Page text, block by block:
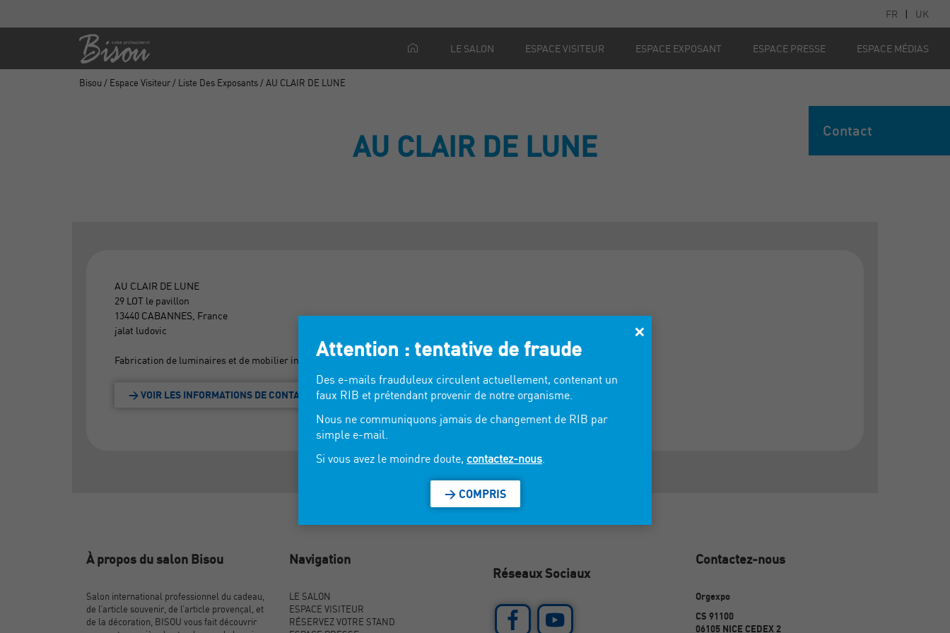
FR | UK
LE SALON ESPACE VISITEUR ESPACE EXPOSANT ESPACE PRESSE ESPACE MÉDIAS
Contact
Bisou / Espace Visiteur / Liste Des Exposants / AU CLAIR DE LUNE
AU CLAIR DE LUNE
AU CLAIR DE LUNE
29 LOT le pavillon
13440 CABANNES, France
jalat ludovic
Fabrication de luminaires et de mobilier intérieur/extérieur en combinant le bois, le verre et la pierre.
> VOIR LES INFORMATIONS DE CONTACT
À propos du salon Bisou
Salon international professionnel du cadeau,
de l’article souvenir, de l’article provençal, et
de la décoration, BISOU vous fait découvrir
Navigation
LE SALON
ESPACE VISITEUR
RÉSERVEZ VOTRE STAND
Réseaux Sociaux
Contactez-nous
Orgexpo
CS 91100
06105 NICE CEDEX 2
×
Attention : tentative de fraude
Des e-mails frauduleux circulent actuellement, contenant un
faux RIB et prétendant provenir de notre organisme.
Nous ne communiquons jamais de changement de RIB par
simple e-mail.
Si vous avez le moindre doute, contactez-nous
> COMPRIS